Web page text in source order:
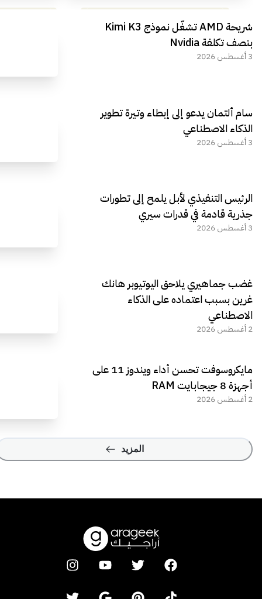
مراجعة شاملة لعملاق الألعاب
الجديد REDMAGIC 11 AIR
شريحة AMD تشغّل نموذج Kimi K3
بنصف تكلفة Nvidia
3 أغسطس 2026
سام ألتمان يدعو إلى إبطاء وتيرة تطوير
الذكاء الاصطناعي
3 أغسطس 2026
الرئيس التنفيذي لأبل يلمح إلى تطورات
جذرية قادمة في قدرات سيري
3 أغسطس 2026
غضب جماهيري يلاحق اليوتيوبر هانك
غرين بسبب اعتماده على الذكاء
الاصطناعي
2 أغسطس 2026
مايكروسوفت تحسن أداء ويندوز 11 على
أجهزة 8 جيجابايت RAM
2 أغسطس 2026
المزيد